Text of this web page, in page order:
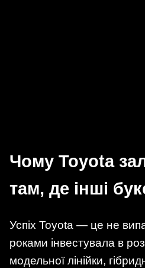
Чому Toyota
там, де інші
Успіх Toyota — це не
роками інвестувала в
модельної лінійки,